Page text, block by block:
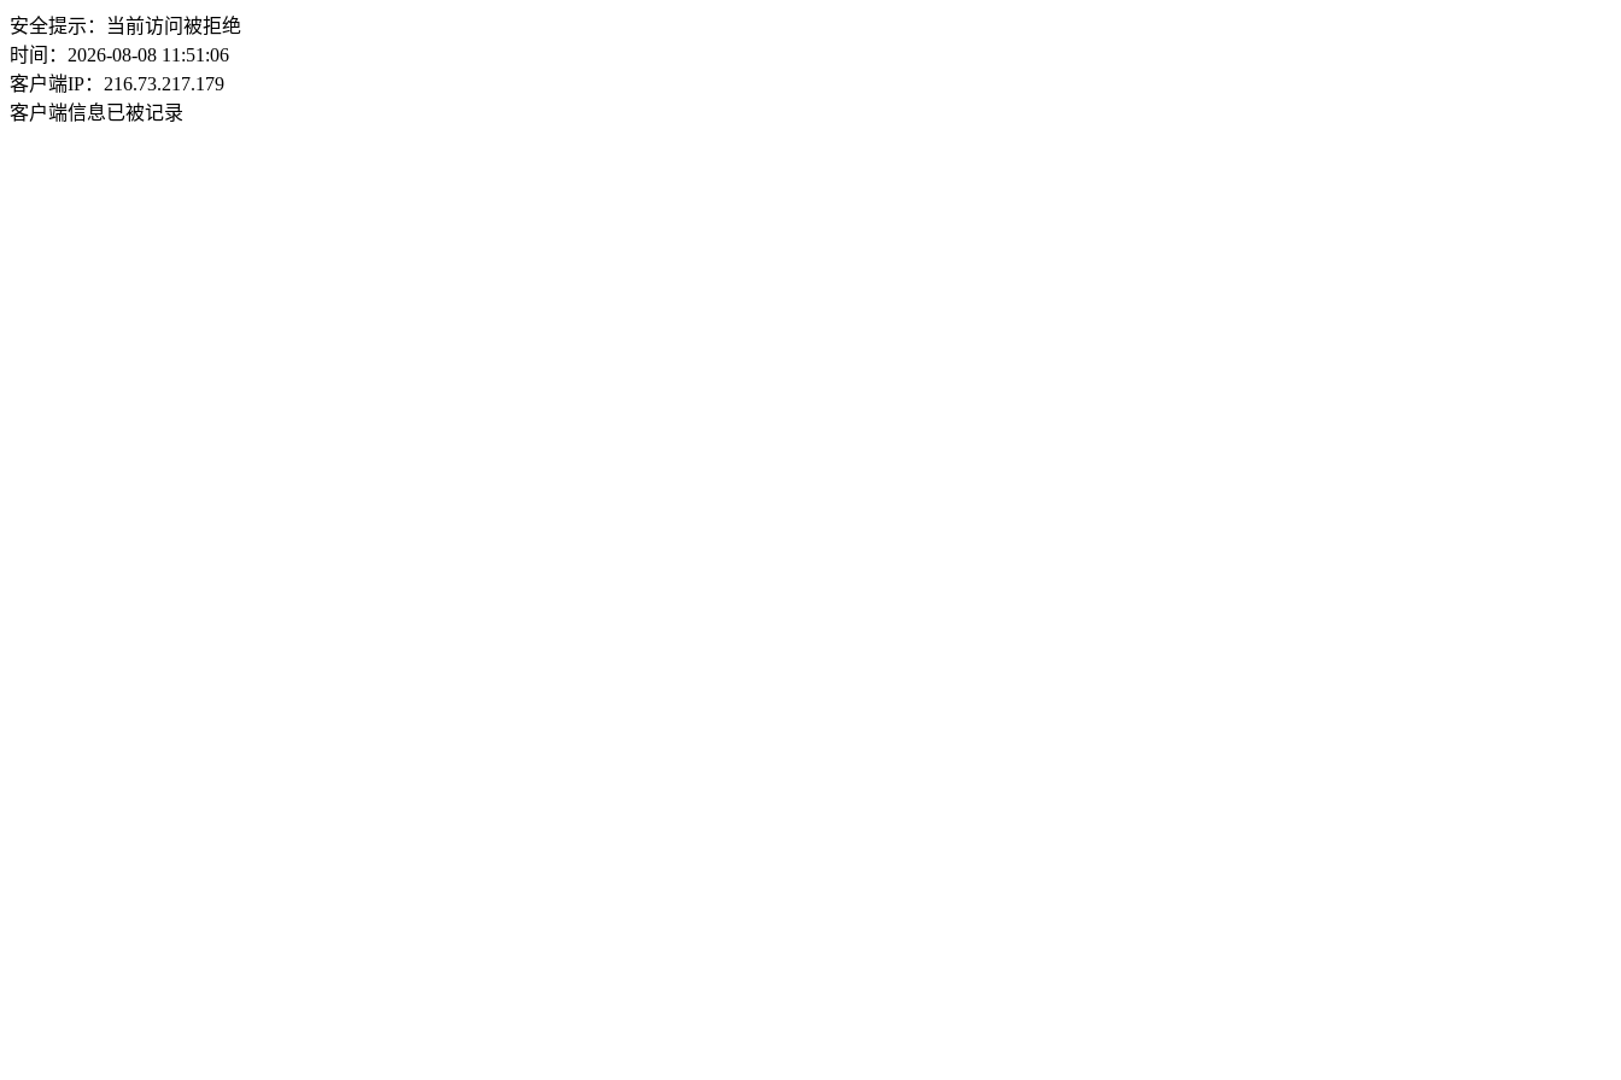
安全提示：当前访问被拒绝
时间：2026-08-08 11:51:06
客户端IP：216.73.217.179
客户端信息已被记录